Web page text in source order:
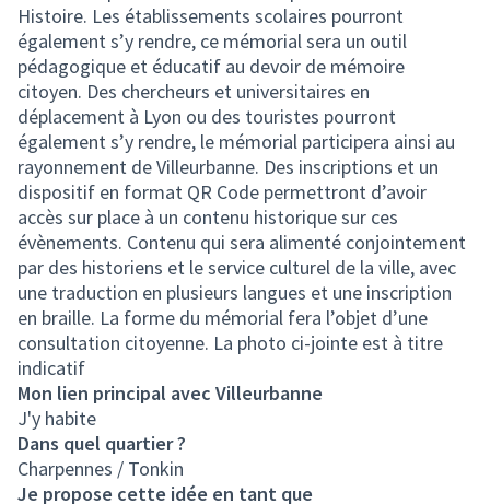
Histoire. Les établissements scolaires pourront
également s’y rendre, ce mémorial sera un outil
pédagogique et éducatif au devoir de mémoire
citoyen. Des chercheurs et universitaires en
déplacement à Lyon ou des touristes pourront
également s’y rendre, le mémorial participera ainsi au
rayonnement de Villeurbanne. Des inscriptions et un
dispositif en format QR Code permettront d’avoir
accès sur place à un contenu historique sur ces
évènements. Contenu qui sera alimenté conjointement
par des historiens et le service culturel de la ville, avec
une traduction en plusieurs langues et une inscription
en braille. La forme du mémorial fera l’objet d’une
consultation citoyenne. La photo ci-jointe est à titre
indicatif
Mon lien principal avec Villeurbanne
J'y habite
Dans quel quartier ?
Charpennes / Tonkin
Je propose cette idée en tant que